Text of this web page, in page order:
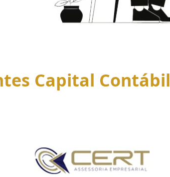
Capital Contábil